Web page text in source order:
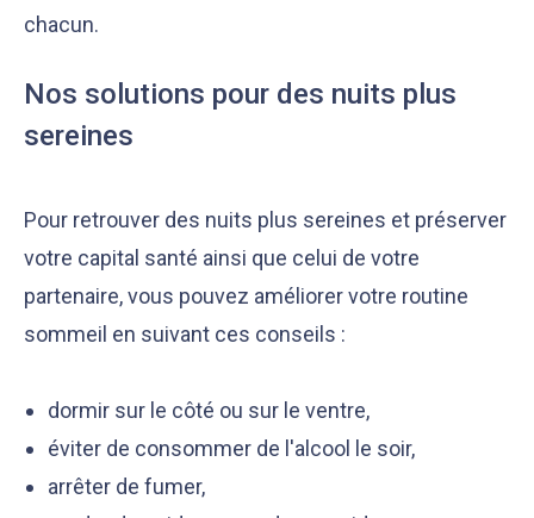
chacun.
Nos solutions pour des nuits plus
sereines
Pour retrouver des nuits plus sereines et préserver
votre capital santé ainsi que celui de votre
partenaire, vous pouvez améliorer votre routine
sommeil en suivant ces conseils :
dormir sur le côté ou sur le ventre,
éviter de consommer de l'alcool le soir,
arrêter de fumer,